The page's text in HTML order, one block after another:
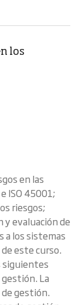
los
en las
ISO 45001;
riesgos;
y evaluación de
a los sistemas
este curso.
siguientes
La
gestión.